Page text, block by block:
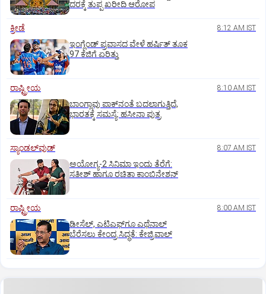
ದರಕ್ಕೆ ತುಪ್ಪ ಖರೀದಿ ಆರೋಪ
ಕ್ರೀಡೆ 8:12 AM IST
ಇಂಗ್ಲೆಂಡ್‌ ಪ್ರವಾಸದ ವೇಳೆ ಹರ್ಷಿತ್‌ ತೂಕ
97 ಕೆಜಿಗೆ ಏರಿತ್ತು
ರಾಷ್ಟ್ರೀಯ 8:10 AM IST
ಬಾಂಗ್ಲಾವು ಪಾಕ್‌ನಂತೆ ಬದಲಾಗುತ್ತಿದೆ,
ಭಾರತಕ್ಕೆ ಸಮಸ್ಯೆ: ಹಸೀನಾ ಪುತ್ರ
ಸ್ಯಾಂಡಲ್‌ವುಡ್‌ 8:07 AM IST
ಅಯೋಗ್ಯ-2 ಸಿನಿಮಾ ಇಂದು ತೆರೆಗೆ:
ಸತೀಶ್‌ ಹಾಗೂ ರಚಿತಾ ಕಾಂಬಿನೇಶನ್‌
ರಾಷ್ಟ್ರೀಯ 8:00 AM IST
ಡೀಸೆಲ್‌, ಎಟಿಎಫ್‌ಗೂ ಎಥೆನಾಲ್‌
ಬೆರೆಸಲು ಕೇಂದ್ರ ಸಿದ್ಧತೆ: ಕೇಜ್ರಿವಾಲ್‌